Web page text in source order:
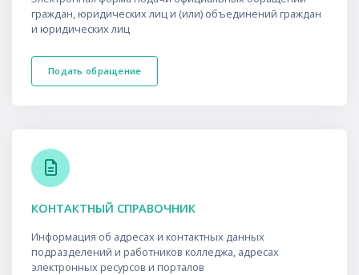
граждан, юридических лиц и (или) объединений граждан
и юридических лиц
Подать обращение
КОНТАКТНЫЙ СПРАВОЧНИК
Информация об адресах и контактных данных
подразделений и работников колледжа, адресах
электронных ресурсов и порталов